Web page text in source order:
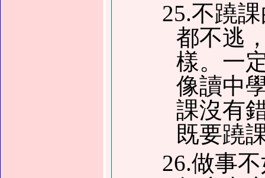
25.不蹺
都不逃
樣。一
像讀中
課沒有
既要蹺
26.做事